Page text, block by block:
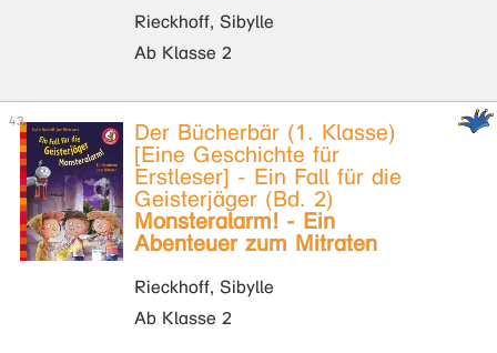
Rieckhoff, Sibylle
Ab Klasse 2
Der Bücherbär (1. Klasse)
[Eine Geschichte für
Erstleser] - Ein Fall für die
Geisterjäger (Bd. 2)
Monsteralarm! - Ein
Abenteuer zum Mitraten
Rieckhoff, Sibylle
Ab Klasse 2